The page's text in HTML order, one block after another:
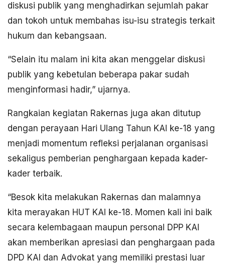
diskusi publik yang menghadirkan sejumlah pakar
dan tokoh untuk membahas isu-isu strategis terkait
hukum dan kebangsaan.
“Selain itu malam ini kita akan menggelar diskusi
publik yang kebetulan beberapa pakar sudah
menginformasi hadir,” ujarnya.
Rangkaian kegiatan Rakernas juga akan ditutup
dengan perayaan Hari Ulang Tahun KAI ke-18 yang
menjadi momentum refleksi perjalanan organisasi
sekaligus pemberian penghargaan kepada kader-
kader terbaik.
“Besok kita melakukan Rakernas dan malamnya
kita merayakan HUT KAI ke-18. Momen kali ini baik
secara kelembagaan maupun personal DPP KAI
akan memberikan apresiasi dan penghargaan pada
DPD KAI dan Advokat yang memiliki prestasi luar